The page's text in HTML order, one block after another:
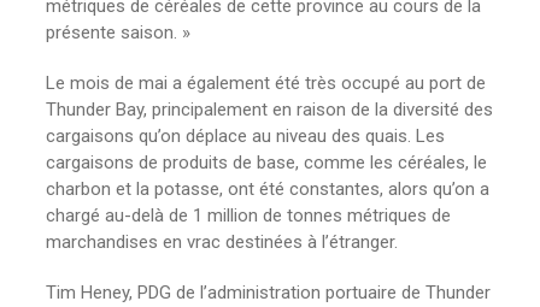
métriques de céréales de cette province au cours de la
présente saison. »
Le mois de mai a également été très occupé au port de
Thunder Bay, principalement en raison de la diversité des
cargaisons qu’on déplace au niveau des quais. Les
cargaisons de produits de base, comme les céréales, le
charbon et la potasse, ont été constantes, alors qu’on a
chargé au-delà de 1 million de tonnes métriques de
marchandises en vrac destinées à l’étranger.
Tim Heney, PDG de l’administration portuaire de Thunder